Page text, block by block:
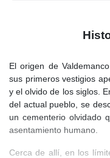
El origen de
sus primeros vestigios
y el olvido de los siglos.
del actual pueblo, se
un cementerio olvidado
asentamiento humano.
Cerca de allí, en los